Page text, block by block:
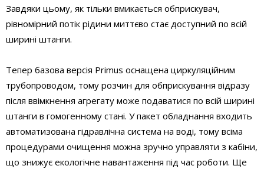
Завдяки цьому, як тільки вмикається обприскувач,
рівномірний потік рідини миттєво стає доступний по всій
ширині штанги.
Тепер базова версія Primus оснащена циркуляційним
трубопроводом, тому розчин для обприскування відразу
після ввімкнення агрегату може подаватися по всій ширині
штанги в гомогенному стані. У пакет обладнання входить
автоматизована гідравлічна система на воді, тому всіма
процедурами очищення можна зручно управляти з кабіни,
що знижує екологічне навантаження під час роботи. Ще